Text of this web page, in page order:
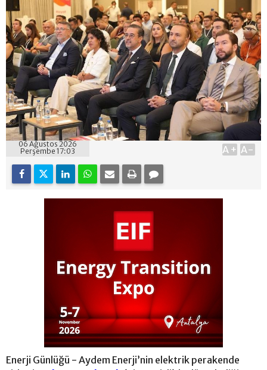
06 Ağustos 2026
Perşembe 17:03
A+ A-
Enerji Günlüğü - Aydem Enerji’nin elektrik perakende